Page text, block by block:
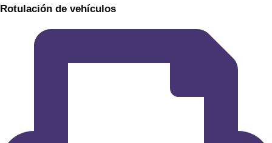
​Rotulación de vehículos